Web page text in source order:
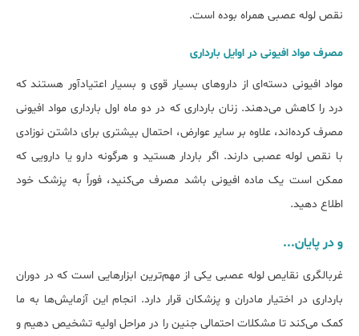
نقص لوله عصبی همراه بوده است.
مصرف مواد افیونی در اوایل بارداری
مواد افیونی دسته‌ای از داروهای بسیار قوی و بسیار اعتیادآور هستند که
درد را کاهش می‌دهند. زنان بارداری که در دو ماه اول بارداری مواد افیونی
مصرف کرده‌اند، علاوه بر سایر عوارض، احتمال بیشتری برای داشتن نوزادی
با نقص لوله عصبی دارند. اگر باردار هستید و هرگونه دارو یا دارویی که
ممکن است یک ماده افیونی باشد مصرف می‌کنید، فوراً به پزشک خود
اطلاع دهید.
و در پایان...
غربالگری نقایص لوله عصبی یکی از مهم‌ترین ابزارهایی است که در دوران
بارداری در اختیار مادران و پزشکان قرار دارد. انجام این آزمایش‌ها به ما
کمک می‌کند تا مشکلات احتمالی جنین را در مراحل اولیه تشخیص دهیم و